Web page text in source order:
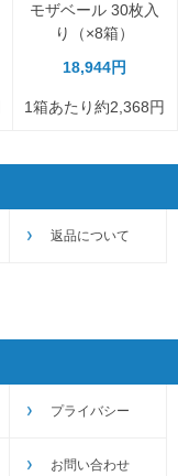
モザベール 30枚入
り（×8箱）
18,944円
1箱あたり約2,368円
返品について
プライバシー
お問い合わせ